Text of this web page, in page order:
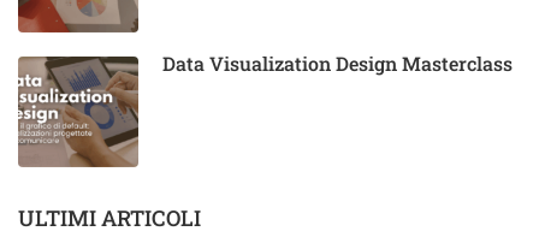
Data Visualization Design Masterclass
ULTIMI ARTICOLI